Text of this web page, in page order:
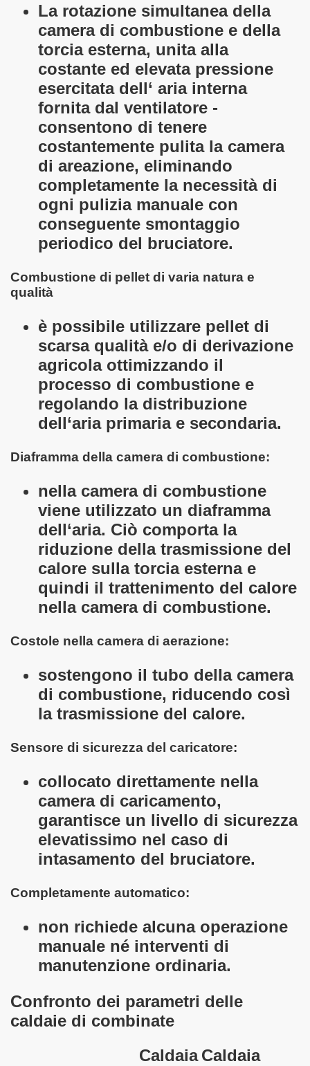
La rotazione simultanea della
camera di combustione e della
torcia esterna, unita alla
costante ed elevata pressione
esercitata dell‘ aria interna
fornita dal ventilatore -
consentono di tenere
costantemente pulita la camera
di areazione, eliminando
completamente la necessità di
ogni pulizia manuale con
conseguente smontaggio
periodico del bruciatore.
Combustione di pellet di varia natura e
qualità
è possibile utilizzare pellet di
scarsa qualità e/o di derivazione
agricola ottimizzando il
processo di combustione e
regolando la distribuzione
dell‘aria primaria e secondaria.
Diaframma della camera di combustione:
nella camera di combustione
viene utilizzato un diaframma
dell‘aria. Ciò comporta la
riduzione della trasmissione del
calore sulla torcia esterna e
quindi il trattenimento del calore
nella camera di combustione.
Costole nella camera di aerazione:
sostengono il tubo della camera
di combustione, riducendo così
la trasmissione del calore.
Sensore di sicurezza del caricatore:
collocato direttamente nella
camera di caricamento,
garantisce un livello di sicurezza
elevatissimo nel caso di
intasamento del bruciatore.
Completamente automatico:
non richiede alcuna operazione
manuale né interventi di
manutenzione ordinaria.
Confronto dei parametri delle
caldaie di combinate
Caldaia Caldaia